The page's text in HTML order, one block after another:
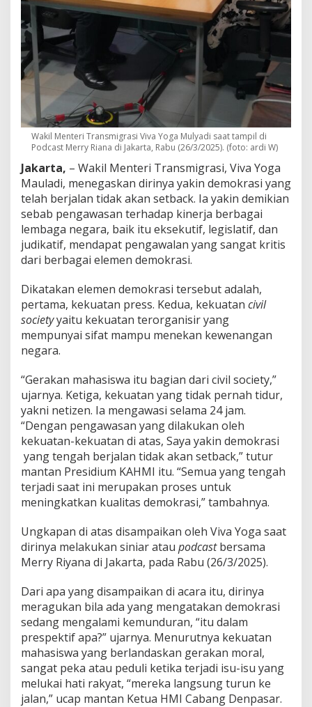
d
n
e
a
i
d
a
k
A
a
n
A
a
m
i
e
m
u
n
d
a
n
Wakil Menteri Transmigrasi Viva Yoga Mulyadi saat tampil di
Podcast Merry Riana di Jakarta, Rabu (26/3/2025). (foto: ardi W)
Jakarta, – Wakil Menteri Transmigrasi, Viva Yoga
Mauladi, menegaskan dirinya yakin demokrasi yang
telah berjalan tidak akan setback. Ia yakin demikian
sebab pengawasan terhadap kinerja berbagai
lembaga negara, baik itu eksekutif, legislatif, dan
judikatif, mendapat pengawalan yang sangat kritis
dari berbagai elemen demokrasi.
Dikatakan elemen demokrasi tersebut adalah,
pertama, kekuatan press. Kedua, kekuatan civil
societyyaitu kekuatan terorganisir yang
mempunyai sifat mampu menekan kewenangan
negara.
“Gerakan mahasiswa itu bagian dari civil society,”
ujarnya. Ketiga, kekuatan yang tidak pernah tidur,
yakni netizen. Ia mengawasi selama 24 jam.
“Dengan pengawasan yang dilakukan oleh
kekuatan-kekuatan di atas, Saya yakin demokrasi
yang tengah berjalan tidak akan setback,” tutur
mantan Presidium KAHMI itu. “Semua yang tengah
terjadi saat ini merupakan proses untuk
meningkatkan kualitas demokrasi,” tambahnya.
Ungkapan di atas disampaikan oleh Viva Yoga saat
dirinya melakukan siniar atau podcastbersama
Merry Riyana di Jakarta, pada Rabu (26/3/2025).
Dari apa yang disampaikan di acara itu, dirinya
meragukan bila ada yang mengatakan demokrasi
sedang mengalami kemunduran, “itu dalam
prespektif apa?” ujarnya. Menurutnya kekuatan
mahasiswa yang berlandaskan gerakan moral,
sangat peka atau peduli ketika terjadi isu-isu yang
melukai hati rakyat, “mereka langsung turun ke
jalan,” ucap mantan Ketua HMI Cabang Denpasar.